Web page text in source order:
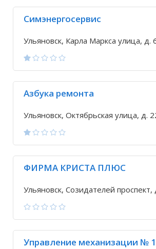
Симэнергосервис
Ульяновск, Карла Маркса улица, д.
Азбука ремонта
Ульяновск, Октябрьская улица, д.
ФИРМА КРИСТА ПЛЮС
Ульяновск, Созидателей проспект,
Управление механизации № 1